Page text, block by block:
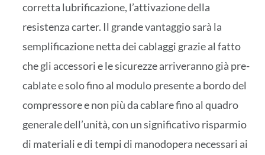
corretta lubrificazione, l’attivazione della
resistenza carter. Il grande vantaggio sarà la
semplificazione netta dei cablaggi grazie al fatto
che gli accessori e le sicurezze arriveranno già pre-
cablate e solo fino al modulo presente a bordo del
compressore e non più da cablare fino al quadro
generale dell’unità, con un significativo risparmio
di materiali e di tempi di manodopera necessari ai